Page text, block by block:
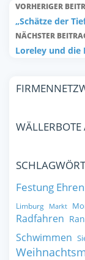
VORHERIGER
„Schätze der
NÄCHSTER
Loreley und die
Festung
Limburg Markt
Radfahren
Schwimmen